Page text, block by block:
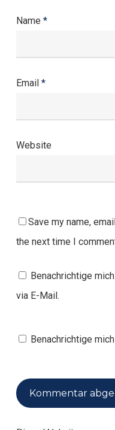
Name *
Email *
Website
Save my name,
the next time I
Benachrichtige
via E-Mail.
Benachrichtige